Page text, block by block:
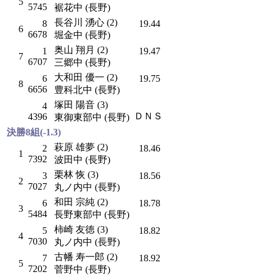
5745
裾花中 (長野)
6
8
6678
長谷川 湧心 (2)
堀金中 (長野)
19.44
7
1
6707
奥山 翔月 (2)
三郷中 (長野)
19.47
8
6
6656
大和田 優一 (2)
豊科北中 (長野)
19.75
4
4396
塚田 陽音 (3)
東御東部中 (長野)
ＤＮＳ
決勝8組(-1.3)
1
2
7392
萩原 雄夢 (2)
波田中 (長野)
18.46
2
3
7027
栗林 恢 (3)
丸ノ内中 (長野)
18.56
3
6
5484
和田 宗純 (2)
長野東部中 (長野)
18.78
4
5
7030
柿崎 友徳 (3)
丸ノ内中 (長野)
18.82
5
7
7202
古幡 寿一郎 (2)
菅野中 (長野)
18.92